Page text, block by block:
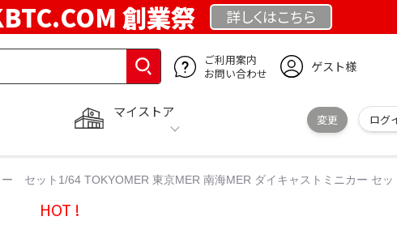
創業祭 詳しくはこちら
ご利用案内
お問い合わせ
ゲスト様
マイストア
変更 ログ
セット1/64 TOKYOMER 東京MER 南海MER ダイキャストミニカー セッ
HOT !